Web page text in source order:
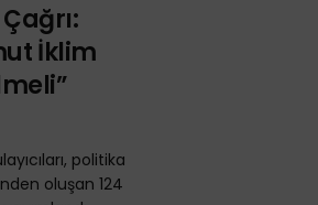
İklim
politika
oluşan 124